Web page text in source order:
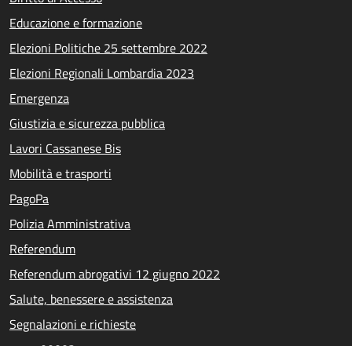
Educazione e formazione
Elezioni Politiche 25 settembre 2022
Elezioni Regionali Lombardia 2023
Emergenza
Giustizia e sicurezza pubblica
Lavori Cassanese Bis
Mobilità e trasporti
PagoPa
Polizia Amministrativa
Referendum
Referendum abrogativi 12 giugno 2022
Salute, benessere e assistenza
Segnalazioni e richieste